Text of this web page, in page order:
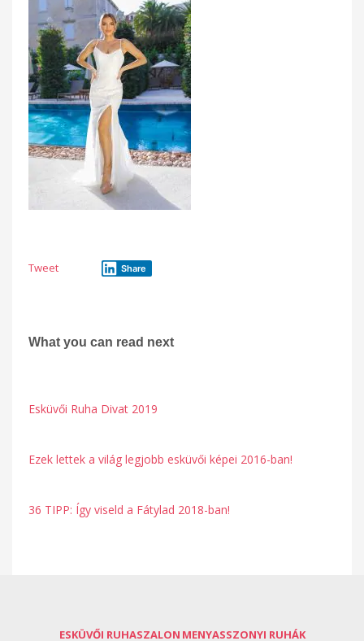
Tweet Share
What you can read next
Esküvői Ruha Divat 2019
Ezek lettek a világ legjobb esküvői képei 2016-ban!
36 TIPP: Így viseld a Fátylad 2018-ban!
ESKÜVŐI RUHASZALON MENYASSZONYI RUHÁK